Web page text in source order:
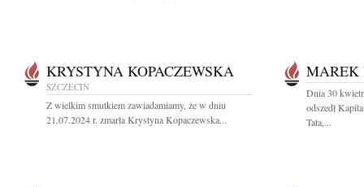
KRYSTYNA KOPACZEWSKA
SZCZECIN
Z wielkim smutkiem zawiadamiamy, że w dniu
21.07.2024 r. zmarła Krystyna Kopaczewska...
Dnia 30
odszedł
Tata,...